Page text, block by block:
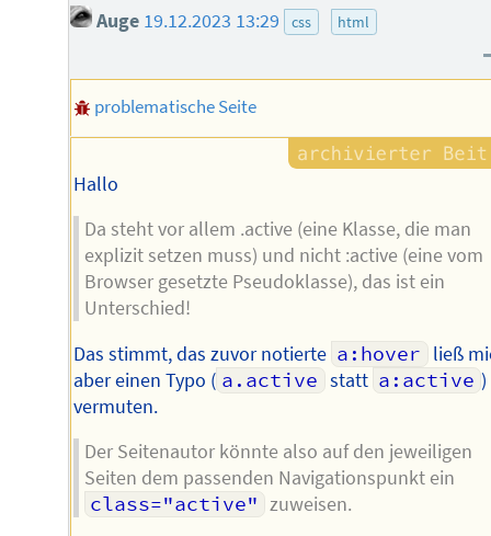
Auge 19.12.2023 13:29 css html
problematische Seite
Hallo
Da steht vor allem .active (eine Klasse, die man
explizit setzen muss) und nicht :active (eine vom
Browser gesetzte Pseudoklasse), das ist ein
Unterschied!
Das stimmt, das zuvor notierte a:hover ließ
aber einen Typo ( a.active statt a:active )
vermuten.
Der Seitenautor könnte also auf den jeweiligen
Seiten dem passenden Navigationspunkt ein
class="active" zuweisen.